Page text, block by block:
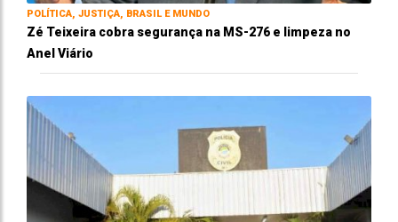
POLÍTICA, JUSTIÇA, BRASIL E MUNDO
Zé Teixeira cobra segurança na MS-276 e limpeza no
Anel Viário